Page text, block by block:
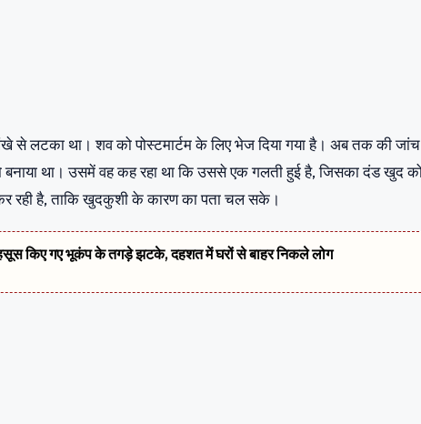
से लटका था। शव को पोस्टमार्टम के लिए भेज दिया गया है। अब तक की
था। उसमें वह कह रहा था कि उससे एक गलती हुई है, जिसका दंड खुद
रही है, ताकि खुदकुशी के कारण का पता चल सके।
किए गए भूकंप के तगड़े झटके, दहशत में घरों से बाहर निकले लोग